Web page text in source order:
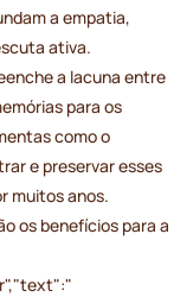
a empatia,
ativa.
a lacuna entre
para os
como o
e preservar esses
muitos anos.
os benefícios para a